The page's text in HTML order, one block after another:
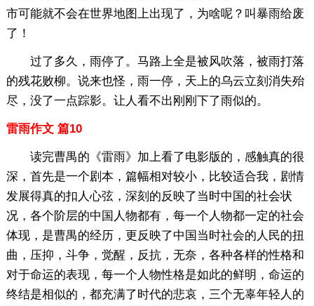
市可能就不会在世界地图上出现了，为啥呢？叫暴雨给废
了！
过了多久，雨停了。马路上全是被风吹落，被雨打落
的残花败柳。说来也怪，雨一停，天上的乌云立刻消失殆
尽，没了一点踪影。让人看不出刚刚下了雨似的。
雷雨作文 篇10
读完曹禺的《雷雨》加上看了电影版的，感触真的很
深，首先是一个剧本，篇幅相对较小，比较适合我，剧情
发展得真的扣人心弦，深刻的反映了当时中国的社会状
况，各个阶层的中国人物都有，每一个人物都一定的社会
体现，是曹禺的经历，更反映了中国当时社会的人民的扭
曲，压抑，斗争，觉醒，反抗，无奈，各种各样的性格和
对于命运的表现，每一个人物性格是如此的鲜明，命运的
终结是相似的，都充满了时代的悲哀，三个无辜年轻人的